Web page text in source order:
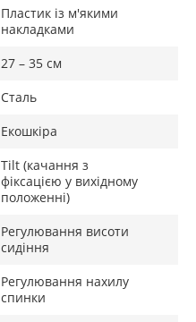
Пластик із м'якими
накладками
27 – 35 см
Сталь
Екошкіра
Tilt (качання з
фіксацією у вихідному
положенні)
Регулювання висоти
сидіння
Регулювання нахилу
спинки